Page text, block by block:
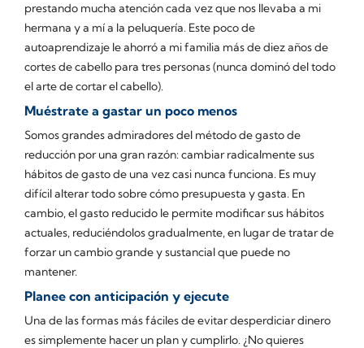
prestando mucha atención cada vez que nos llevaba a mi
hermana y a mí a la peluquería. Este poco de
autoaprendizaje le ahorró a mi familia más de diez años de
cortes de cabello para tres personas (nunca dominó del todo
el arte de cortar el cabello).
Muéstrate a gastar un poco menos
Somos grandes admiradores del método de gasto de
reducción por una gran razón: cambiar radicalmente sus
hábitos de gasto de una vez casi nunca funciona. Es muy
difícil alterartodosobre cómo presupuesta y gasta. En
cambio, el gasto reducido le permite modificar sus hábitos
actuales, reduciéndolos gradualmente, en lugar de tratar de
forzar un cambio grande y sustancial que puede no
mantener.
Planee con anticipación y ejecute
Una de las formas más fáciles de evitar desperdiciar dinero
es simplemente hacer un plan y cumplirlo. ¿No quieres